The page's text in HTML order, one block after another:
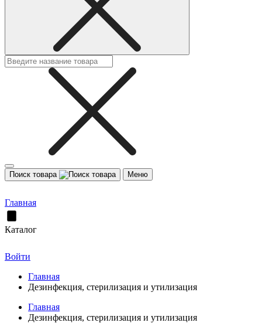
Поиск товара Меню
Главная
Каталог
Войти
Главная
Дезинфекция, стерилизация и утилизация
Главная
Дезинфекция, стерилизация и утилизация